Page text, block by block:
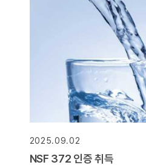
2025.09.02
NSF 372 인증 취득